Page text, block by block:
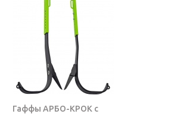
Гаффы АРБО-КРОК с